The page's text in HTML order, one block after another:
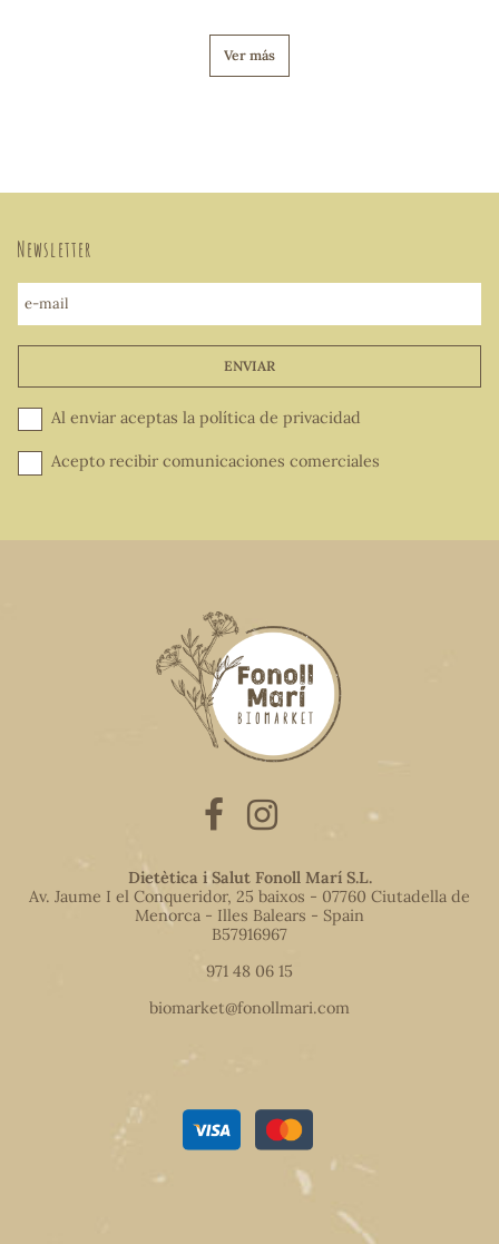
Ver más
Newsletter
e-mail
ENVIAR
Al enviar aceptas la política de privacidad
Acepto recibir comunicaciones comerciales
Dietètica i Salut Fonoll Marí S.L.
Av. Jaume I el Conqueridor, 25 baixos - 07760 Ciutadella de
Menorca - Illes Balears - Spain
B57916967
971 48 06 15
biomarket@fonollmari.com